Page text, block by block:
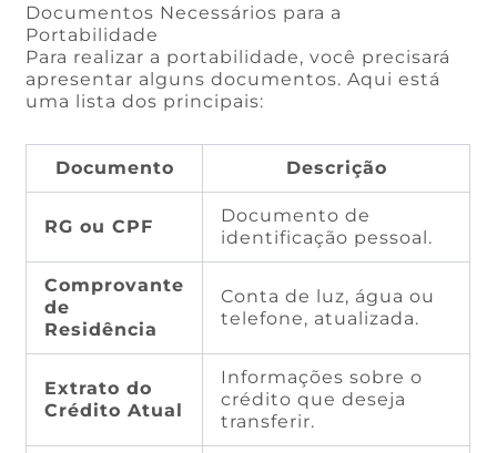
Documentos Necessários para a
Portabilidade
Para realizar a portabilidade, você precisará
apresentar alguns documentos. Aqui está
uma lista dos principais:
Documento Descrição
RG ou CPF
Documento de
identificação pessoal.
Comprovante
de
Residência
Conta de luz, água ou
telefone, atualizada.
Extrato do
Crédito Atual
Informações sobre o
crédito que deseja
transferir.